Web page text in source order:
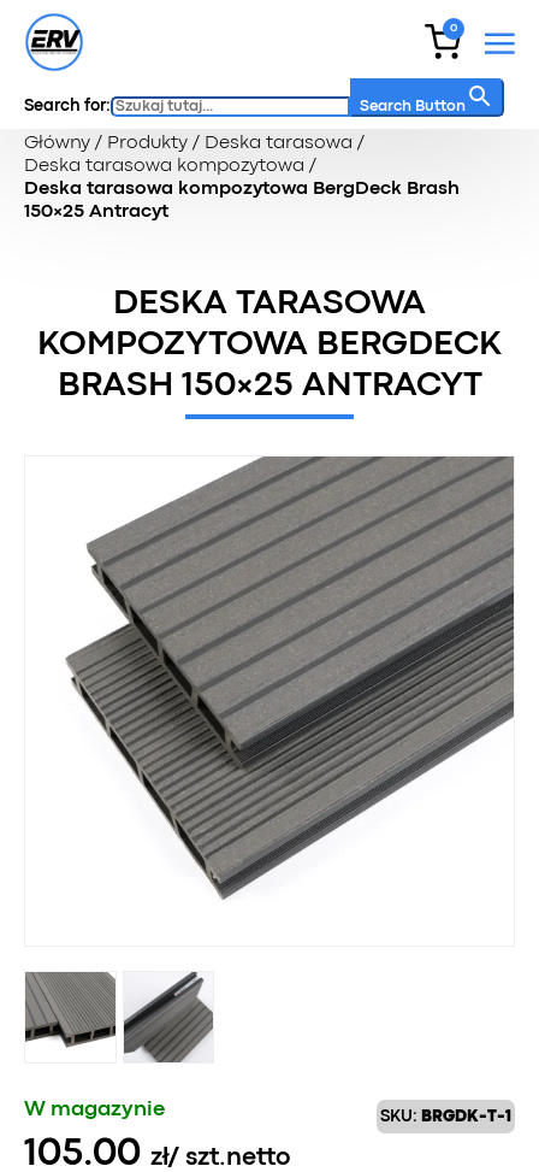
0
Search for: Search Button
Główny / Produkty / Deska tarasowa /
Deska tarasowa kompozytowa /
Deska tarasowa kompozytowa BergDeck Brash
150×25 Antracyt
DESKA TARASOWA
KOMPOZYTOWA BERGDECK
BRASH 150×25 ANTRACYT
SKU: BRGDK-T-1
W magazynie
105.00 zł/ szt.netto